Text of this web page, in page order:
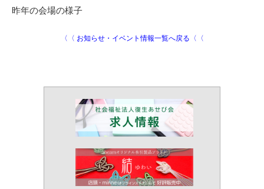
昨年の会場の様子
〈〈 お知らせ・イベント情報一覧へ戻る〈〈